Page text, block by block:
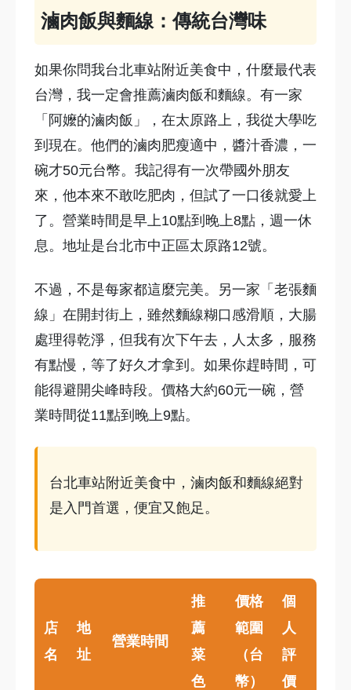
滷肉飯與麵線：傳統台灣味
如果你問我台北車站附近美食中，什麼最代表
台灣，我一定會推薦滷肉飯和麵線。有一家
「阿嬤的滷肉飯」，在太原路上，我從大學吃
到現在。他們的滷肉肥瘦適中，醬汁香濃，一
碗才50元台幣。我記得有一次帶國外朋友
來，他本來不敢吃肥肉，但試了一口後就愛上
了。營業時間是早上10點到晚上8點，週一休
息。地址是台北市中正區太原路12號。
不過，不是每家都這麼完美。另一家「老張麵
線」在開封街上，雖然麵線糊口感滑順，大腸
處理得乾淨，但我有次下午去，人太多，服務
有點慢，等了好久才拿到。如果你趕時間，可
能得避開尖峰時段。價格大約60元一碗，營
業時間從11點到晚上9點。
台北車站附近美食中，滷肉飯和麵線絕對
是入門首選，便宜又飽足。
店
名
地
址
營業時間
推
薦
菜
色
價格
範圍
（台
幣）
個
人
評
價